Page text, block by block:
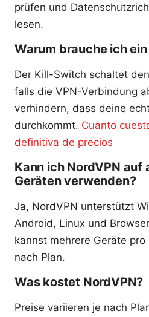
prüfen und
lesen.
Warum brauche ich
Der Kill-Switch schaltet
falls die VPN-Verbindung
verhindern, dass deine
durchkommt. Cuanto
definitiva de precios
Kann ich NordVPN auf
Geräten verwenden?
Ja, NordVPN unterstützt
Android, Linux und
kannst mehrere Geräte
nach Plan.
Was kostet NordVPN?
Preise variieren je nach